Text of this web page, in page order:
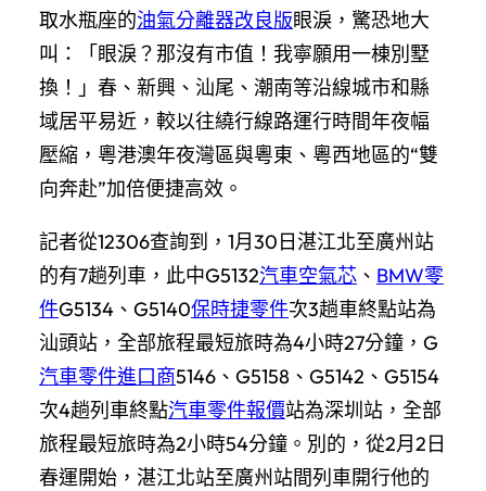
取水瓶座的油氣分離器改良版眼淚，驚恐地大
叫：「眼淚？那沒有市值！我寧願用一棟別墅
換！」春、新興、汕尾、潮南等沿線城市和縣
域居平易近，較以往繞行線路運行時間年夜幅
壓縮，粵港澳年夜灣區與粵東、粵西地區的“雙
向奔赴”加倍便捷高效。
記者從12306查詢到，1月30日湛江北至廣州站
的有7趟列車，此中G5132汽車空氣芯 、 BMW零
件G5134、G5140保時捷零件次3趟車終點站為
汕頭站，全部旅程最短旅時為4小時27分鐘，G
汽車零件進口商5146、G5158、G5142、G5154
次4趟列車終點汽車零件報價站為深圳站，全部
旅程最短旅時為2小時54分鐘。別的，從2月2日
春運開始，湛江北站至廣州站間列車開行他的